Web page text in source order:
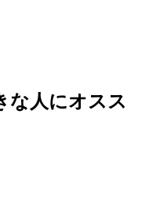
な人にオスス